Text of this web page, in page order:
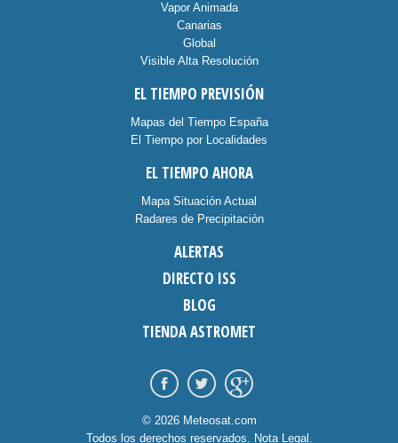
Vapor Animada
Canarias
Global
Visible Alta Resolución
EL TIEMPO PREVISIÓN
Mapas del Tiempo España
El Tiempo por Localidades
EL TIEMPO AHORA
Mapa Situación Actual
Radares de Precipitación
ALERTAS
DIRECTO ISS
BLOG
TIENDA ASTROMET
© 2026 Meteosat.com
Todos los derechos reservados. Nota Legal .